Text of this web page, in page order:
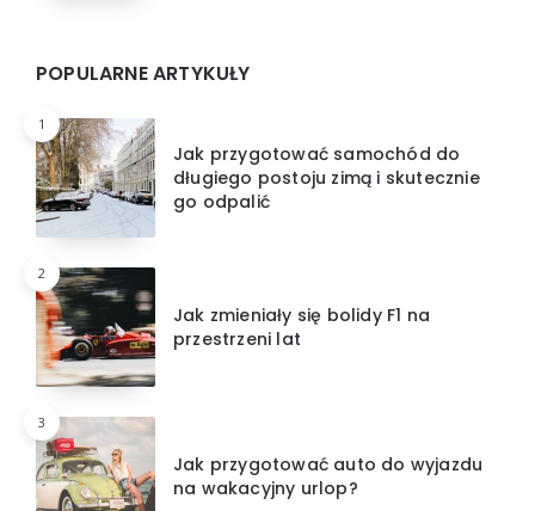
POPULARNE ARTYKUŁY
1
Jak przygotować samochód do
długiego postoju zimą i skutecznie
go odpalić
2
Jak zmieniały się bolidy F1 na
przestrzeni lat
3
Jak przygotować auto do wyjazdu
na wakacyjny urlop?